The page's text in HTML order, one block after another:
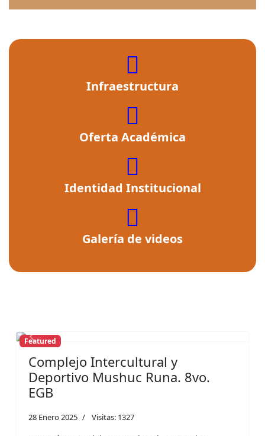
building
Infraestructura
cross
Oferta Académica
user-
Identidad Institucional
video
Galería de videos
Previous
Featured
Complejo Intercultural y
Deportivo Mushuc Runa. 8vo.
EGB
28 Enero 2025 Visitas: 1327